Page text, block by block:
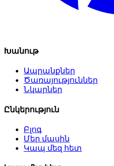
Խանութ
Ապրանքներ
Ծառայություններ
Նկարներ
Ընկերություն
Բլոգ
Մեր մասին
Կապ մեզ հետ